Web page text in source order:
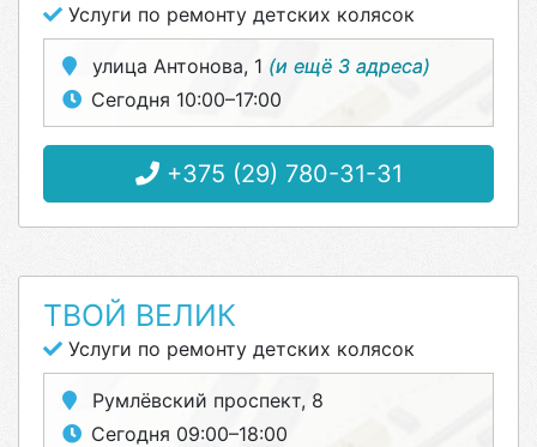
Услуги по ремонту детских колясок
улица Антонова, 1 (и ещё 3 адреса)
Сегодня 10:00–17:00
+375 (29) 780-31-31
ТВОЙ ВЕЛИК
Услуги по ремонту детских колясок
Румлёвский проспект, 8
Сегодня 09:00–18:00